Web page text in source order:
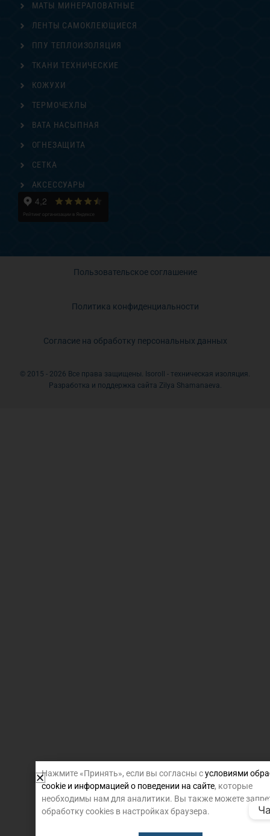
МАТЫ МИНЕРАЛОВАТНЫЕ
ЛЕНТЫ САМОКЛЕЮЩИЕСЯ
ППУ ТЕПЛОИЗОЛЯЦИЯ
ТКАНИ ТЕХНИЧЕСКИЕ
КОЖУХИ
ТЕРМОЧЕХЛЫ
ВАТА НАСЫПНАЯ
ОГНЕЗАЩИТА
СЕТКА
АКСЕССУАРЫ
Пользовательское соглашение
Политика конфиденциальности
Согласие на обработку персональных данных
© 2015 - 2026 Все права защищены. Isoroll - техническая изоляция.
Разработка и поддержка сайта Zilya Shamanaeva.
Нажмите «Принять», если вы согласны сусловиями
cookie и информацией о поведении на сайте, которые
необходимы нам для аналитики. Вы также можете
обработку cookies в настройках браузера.